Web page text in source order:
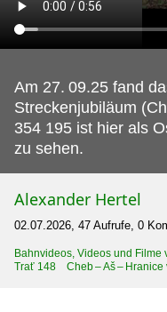
Am 27. 09.25 fand
Streckenjubiläum
354 195 ist hier als
zu sehen.
Alexander Hertel
02.07.2026, 47 Aufrufe, 0
Bahnvideos, Videos und Filme
Trať 148 Cheb – Aš – Hranice